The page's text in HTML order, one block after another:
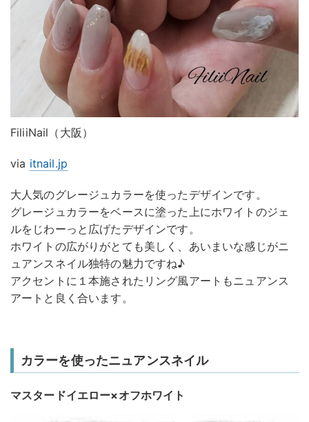
FiliiNail（大阪）
via itnail.jp
大人気のグレージュカラーを使ったデザインです。
グレージュカラーをベースに塗った上にホワイトのジェ
ルをじわーっと広げたデザインです。
ホワイトの広がりがとても美しく、あいまいな感じがニ
ュアンスネイル独特の魅力ですね♪
アクセントに１本施されたリング風アートもニュアンス
アートと良く合います。
カラーを使ったニュアンスネイル
マスタードイエロー×オフホワイト